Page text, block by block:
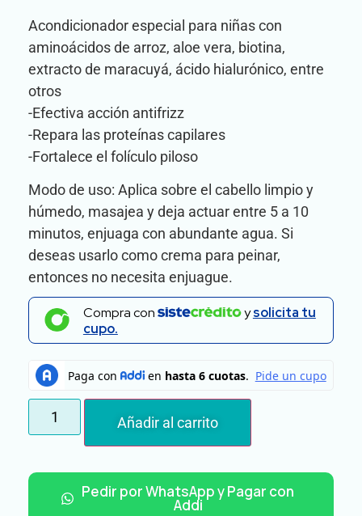
Acondicionador especial para niñas con
aminoácidos de arroz, aloe vera, biotina,
extracto de maracuyá, ácido hialurónico, entre
otros
-Efectiva acción antifrizz
-Repara las proteínas capilares
-Fortalece el folículo piloso
Modo de uso: Aplica sobre el cabello limpio y
húmedo, masajea y deja actuar entre 5 a 10
minutos, enjuaga con abundante agua. Si
deseas usarlo como crema para peinar,
entonces no necesita enjuague.
Compra con ysolicita tu
cupo.
Añadir al carrito
Pedir por WhatsApp y Pagar con
Addi